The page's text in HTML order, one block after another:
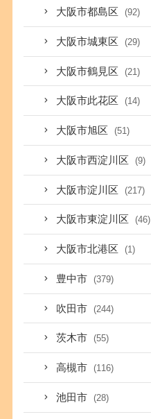
大阪市都島区 (92)
大阪市城東区 (29)
大阪市鶴見区 (21)
大阪市此花区 (14)
大阪市旭区 (51)
大阪市西淀川区 (9)
大阪市淀川区 (217)
大阪市東淀川区 (46)
大阪市北港区 (1)
豊中市 (379)
吹田市 (244)
茨木市 (55)
高槻市 (116)
池田市 (28)